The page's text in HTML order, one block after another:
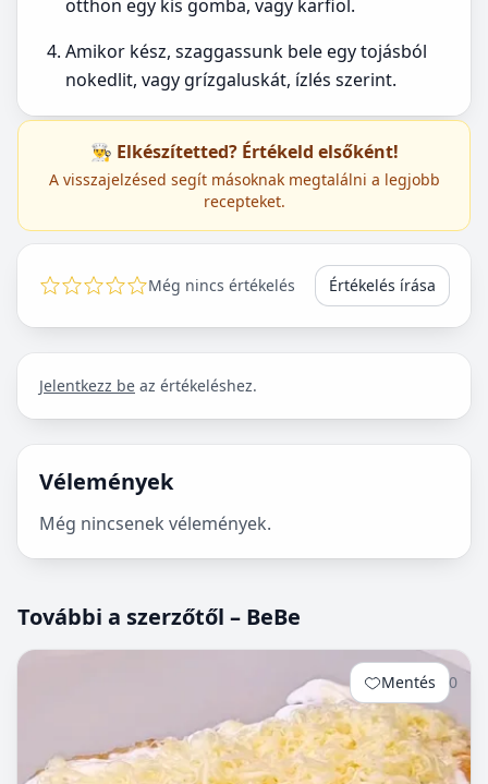
otthon egy kis gomba, vagy karfiol.
Amikor kész, szaggassunk bele egy tojásból
nokedlit, vagy grízgaluskát, ízlés szerint.
👨‍🍳 Elkészítetted? Értékeld elsőként!
A visszajelzésed segít másoknak megtalálni a legjobb
recepteket.
Még nincs értékelés Értékelés írása
Jelentkezz be az értékeléshez.
Vélemények
Még nincsenek vélemények.
További a szerzőtől – BeBe
Mentés 0